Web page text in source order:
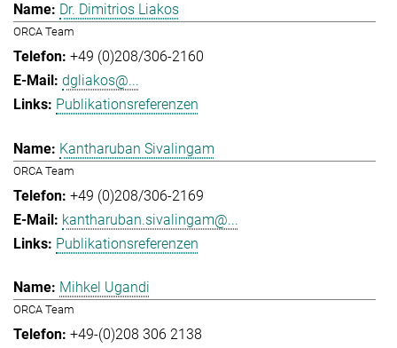
Dr. Dimitrios Liakos
ORCA Team
+49 (0)208/306-2160
dgliakos@...
Publikationsreferenzen
Kantharuban Sivalingam
ORCA Team
+49 (0)208/306-2169
kantharuban.sivalingam@...
Publikationsreferenzen
Mihkel Ugandi
ORCA Team
+49-(0)208 306 2138